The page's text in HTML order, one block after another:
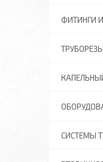
ФИТИНГИ
ТРУБОРЕЗЫ
СИСТЕМЫ